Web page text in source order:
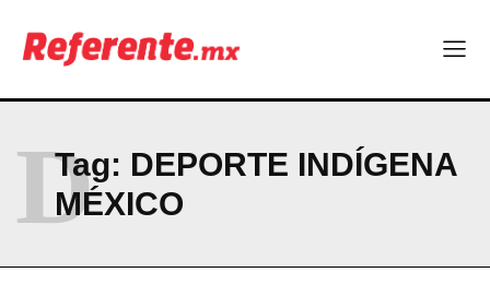
Company
ABOUT
PRIVACY POLICY
NEWSLETTER
Tag: DEPORTE INDÍGENA
MÉXICO
D